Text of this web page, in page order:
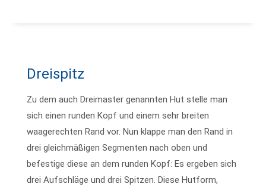
Dreispitz
Zu dem auch Dreimaster genannten Hut stelle man
sich einen runden Kopf und einem sehr breiten
waagerechten Rand vor. Nun klappe man den Rand in
drei gleichmäßigen Segmenten nach oben und
befestige diese an dem runden Kopf: Es ergeben sich
drei Aufschläge und drei Spitzen. Diese Hutform,